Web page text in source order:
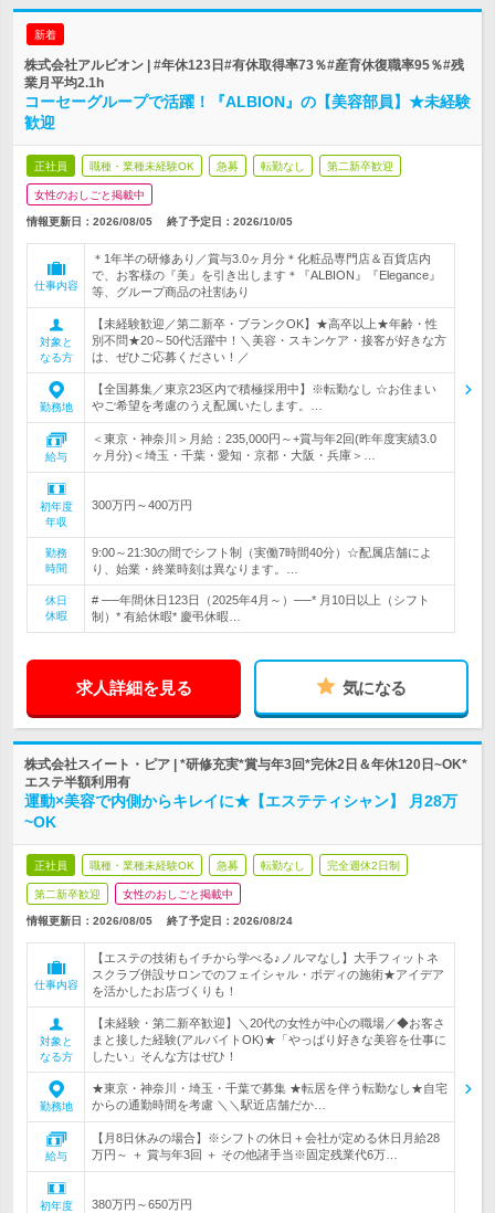
新着
株式会社アルビオン | #年休123日#有休取得率73％#産育休復職率95％#残
業月平均2.1h
コーセーグループで活躍！『ALBION』の【美容部員】★未経験
歓迎
正社員 職種・業種未経験OK 急募 転勤なし 第二新卒歓迎
女性のおしごと掲載中
情報更新日：2026/08/05 終了予定日： 2026/10/05
仕事内容
＊1年半の研修あり／賞与3.0ヶ月分＊化粧品専門店＆百貨店内
で、お客様の『美』を引き出します＊『ALBION』『Elegance』
等、グループ商品の社割あり
対象と
なる方
【未経験歓迎／第二新卒・ブランクOK】★高卒以上★年齢・性
別不問★20～50代活躍中！＼美容・スキンケア・接客が好きな方
は、ぜひご応募ください！／
勤務地
【全国募集／東京23区内で積極採用中】※転勤なし ☆お住まい
やご希望を考慮のうえ配属いたします。…
給与
＜東京・神奈川＞月給：235,000円～+賞与年2回(昨年度実績3.0
ヶ月分)＜埼玉・千葉・愛知・京都・大阪・兵庫＞…
初年度
年収
300万円～400万円
勤務
時間
9:00～21:30の間でシフト制（実働7時間40分）☆配属店舗によ
り、始業・終業時刻は異なります。…
休日
休暇
# ──年間休日123日（2025年4月～）──* 月10日以上（シフト
制）* 有給休暇* 慶弔休暇…
求人詳細を見る 気になる
株式会社スイート・ピア | *研修充実*賞与年3回*完休2日＆年休120日~OK*
エステ半額利用有
運動×美容で内側からキレイに★【エステティシャン】 月28万
~OK
正社員 職種・業種未経験OK 急募 転勤なし 完全週休2日制
第二新卒歓迎 女性のおしごと掲載中
情報更新日：2026/08/05 終了予定日： 2026/08/24
仕事内容
【エステの技術もイチから学べる♪ノルマなし】大手フィットネ
スクラブ併設サロンでのフェイシャル・ボディの施術★アイデア
を活かしたお店づくりも！
対象と
なる方
【未経験・第二新卒歓迎】＼20代の女性が中心の職場／◆お客さ
まと接した経験(アルバイトOK)★「やっぱり好きな美容を仕事に
したい」そんな方はぜひ！
勤務地
★東京・神奈川・埼玉・千葉で募集 ★転居を伴う転勤なし★自宅
からの通勤時間を考慮 ＼＼駅近店舗だか…
給与
【月8日休みの場合】※シフトの休日＋会社が定める休日月給28
万円～ ＋ 賞与年3回 ＋ その他諸手当※固定残業代6万…
初年度
380万円～650万円